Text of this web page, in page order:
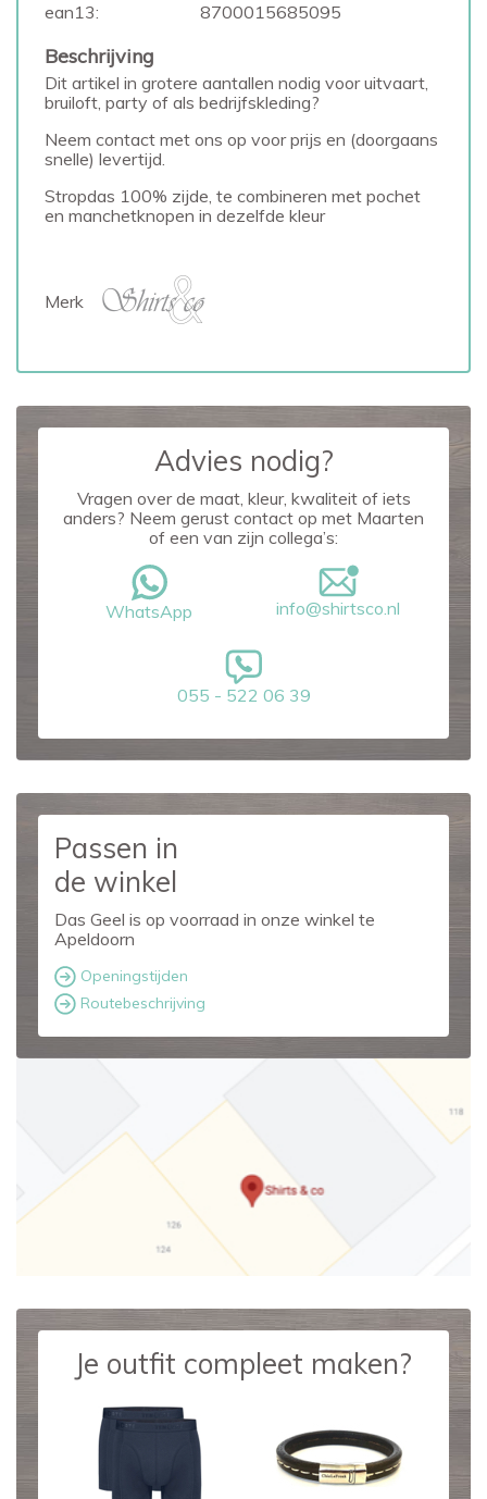
ean13:
8700015685095
Beschrijving
Dit artikel in grotere aantallen nodig voor uitvaart,
bruiloft, party of als bedrijfskleding?
Neem contact met ons op voor prijs en (doorgaans
snelle) levertijd.
Stropdas 100% zijde, te combineren met pochet
en manchetknopen in dezelfde kleur
Merk
Advies nodig?
Vragen over de maat, kleur, kwaliteit of iets
anders? Neem gerust contact op met Maarten
of een van zijn collega’s:
WhatsApp info@shirtsco.nl
055 - 522 06 39
Passen in
de winkel
Das Geel is op voorraad in onze winkel te
Apeldoorn
Openingstijden
Routebeschrijving
Je outfit compleet maken?